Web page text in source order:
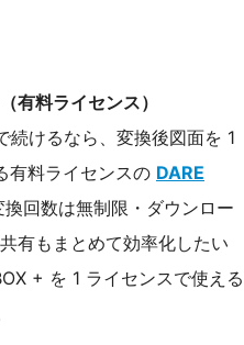
有料ライセンス）
けるなら、変換後図面を 1
有料ライセンスの DARE
回数は無制限・ダウンロー
有もまとめて効率化したい
+ を 1 ライセンスで使える